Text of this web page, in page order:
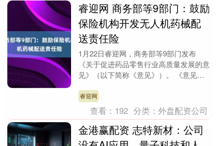
睿迎网 商务部等9部门：鼓励
保险机构开发无人机药械配
送责任险
1月22日睿迎网，商务部等9部门发布
《关于促进药品零售行业高质量发展的意
见》（以下简称《意见》）。 《意见》
协同发展，支持保....
睿迎网
查看： 192 分类：外盘配资公司
金港赢配资 志特新材：公司